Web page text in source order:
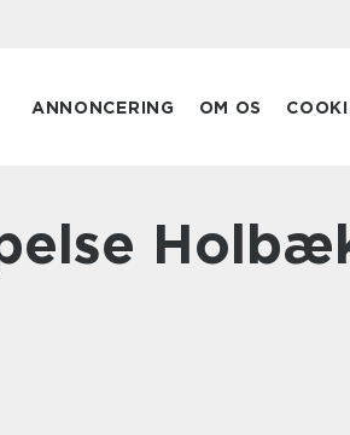
ANNONCERING OM OS